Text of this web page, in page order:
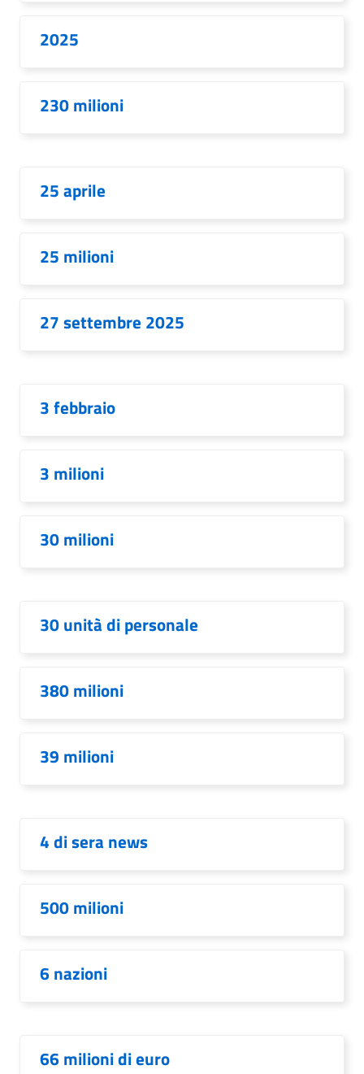
2025
230 milioni
25 aprile
25 milioni
27 settembre 2025
3 febbraio
3 milioni
30 milioni
30 unità di personale
380 milioni
39 milioni
4 di sera news
500 milioni
6 nazioni
66 milioni di euro